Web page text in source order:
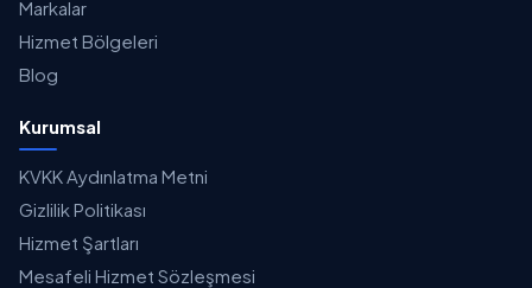
Markalar
Hizmet Bölgeleri
Blog
Kurumsal
KVKK Aydınlatma Metni
Gizlilik Politikası
Hizmet Şartları
Mesafeli Hizmet Sözleşmesi